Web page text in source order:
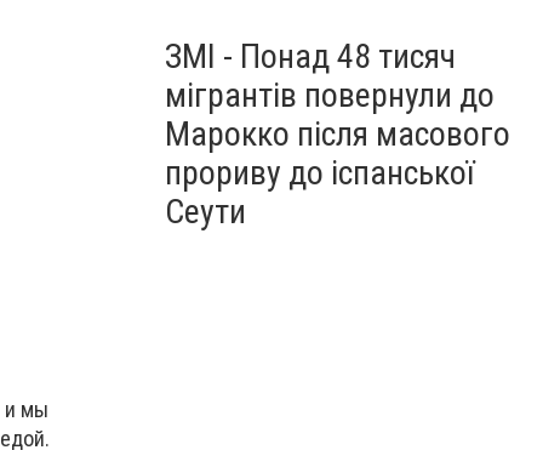
и мы
ЗМІ - Понад 48 тисяч
мігрантів повернули до
Марокко після масового
прориву до іспанської
Сеути